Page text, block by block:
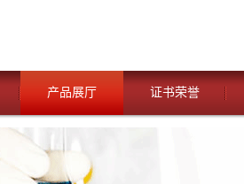
产品展厅 证书荣誉